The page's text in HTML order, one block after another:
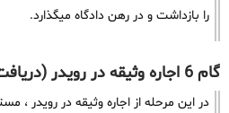
را بازداشت و در رهن دادگاه میگذارد.
گام 6 اجاره وثیقه در رویدر (دریافت نامه آزادی)
در این مرحله از اجاره وثیقه در رویدر ،